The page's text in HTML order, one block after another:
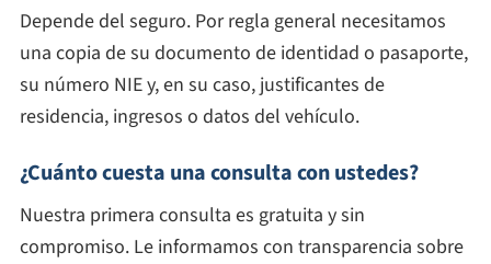
Depende del seguro. Por regla general necesitamos
una copia de su documento de identidad o pasaporte,
su número NIE y, en su caso, justificantes de
residencia, ingresos o datos del vehículo.
¿Cuánto cuesta una consulta con ustedes?
Nuestra primera consulta es gratuita y sin
compromiso. Le informamos con transparencia sobre